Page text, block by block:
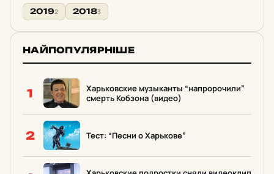
20192 20183
НАЙПОПУЛЯРНІШЕ
1
Харьковские музыканты “напророчили”
смерть Кобзона (видео)
2 Тест: “Песни о Харькове”